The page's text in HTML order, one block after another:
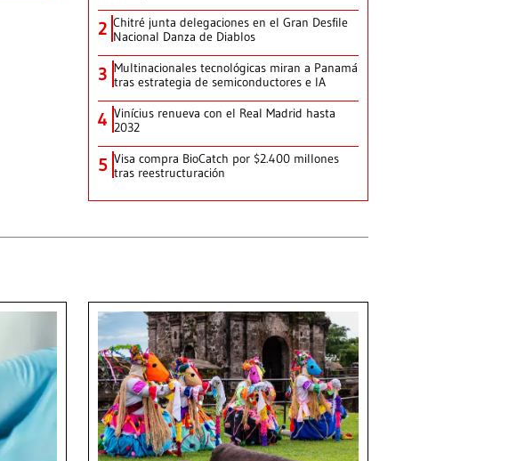
2 Chitré junta delegaciones en el Gran Desfile
Nacional Danza de Diablos
3 Multinacionales tecnológicas miran a Panamá
tras estrategia de semiconductores e IA
4 Vinícius renueva con el Real Madrid hasta
2032
5 Visa compra BioCatch por $2.400 millones
tras reestructuración